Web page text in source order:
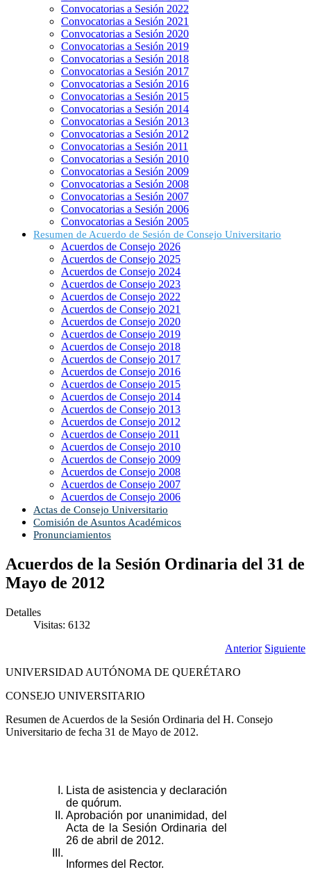
Convocatorias a Sesión 2022
Convocatorias a Sesión 2021
Convocatorias a Sesión 2020
Convocatorias a Sesión 2019
Convocatorias a Sesión 2018
Convocatorias a Sesión 2017
Convocatorias a Sesión 2016
Convocatorias a Sesión 2015
Convocatorias a Sesión 2014
Convocatorias a Sesión 2013
Convocatorias a Sesión 2012
Convocatorias a Sesión 2011
Convocatorias a Sesión 2010
Convocatorias a Sesión 2009
Convocatorias a Sesión 2008
Convocatorias a Sesión 2007
Convocatorias a Sesión 2006
Convocatorias a Sesión 2005
Resumen de Acuerdo de Sesión de Consejo Universitario
Acuerdos de Consejo 2026
Acuerdos de Consejo 2025
Acuerdos de Consejo 2024
Acuerdos de Consejo 2023
Acuerdos de Consejo 2022
Acuerdos de Consejo 2021
Acuerdos de Consejo 2020
Acuerdos de Consejo 2019
Acuerdos de Consejo 2018
Acuerdos de Consejo 2017
Acuerdos de Consejo 2016
Acuerdos de Consejo 2015
Acuerdos de Consejo 2014
Acuerdos de Consejo 2013
Acuerdos de Consejo 2012
Acuerdos de Consejo 2011
Acuerdos de Consejo 2010
Acuerdos de Consejo 2009
Acuerdos de Consejo 2008
Acuerdos de Consejo 2007
Acuerdos de Consejo 2006
Actas de Consejo Universitario
Comisión de Asuntos Académicos
Pronunciamientos
Acuerdos de la Sesión Ordinaria del 31 de
Mayo de 2012
Detalles
Visitas: 6132
Anterior Siguiente
UNIVERSIDAD AUTÓNOMA DE QUERÉTARO
CONSEJO UNIVERSITARIO
Resumen de Acuerdos de la Sesión Ordinaria del H. Consejo
Universitario de fecha 31 de Mayo de 2012.
I. Lista de asistencia y declaración
de quórum.
II. Aprobación por unanimidad, del
Acta de la Sesión Ordinaria del
26 de abril de 2012.
III.
Informes del Rector.